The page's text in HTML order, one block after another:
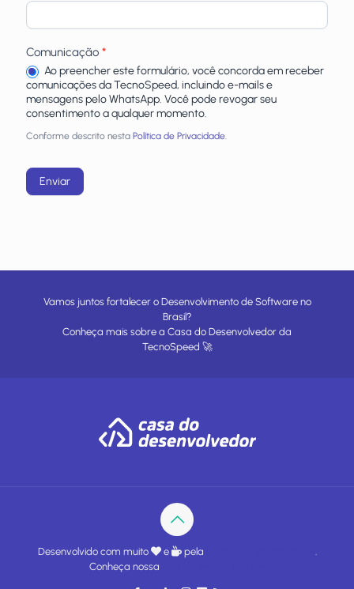
Comunicação *
Ao preencher este formulário, você concorda em receber
comunicações da TecnoSpeed, incluindo e-mails e
mensagens pelo WhatsApp. Você pode revogar seu
consentimento a qualquer momento.
Conforme descrito nesta Política de Privacidade.
Enviar
Vamos juntos fortalecer o Desenvolvimento de Software no
Brasil?
Conheça mais sobre a Casa do Desenvolvedor da
TecnoSpeed 🚀
Desenvolvido com muito e pela
.
Conheça nossa